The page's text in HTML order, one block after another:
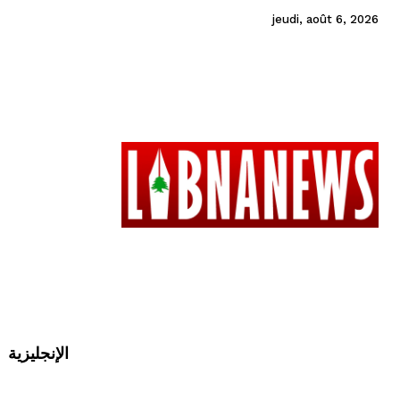
jeudi, août 6, 2026
الإنجليزية